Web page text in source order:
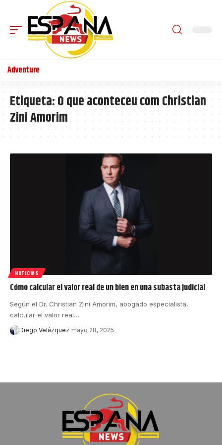
Adventure
Etiqueta:O que aconteceu com Christian
Zini Amorim
NOTICIAS
Cómo calcular el valor real de un bien en una subasta judicial
Según el Dr. Christian Zini Amorim, abogado especialista,
calcular el valor real…
Diego Velázquez mayo 28, 2025